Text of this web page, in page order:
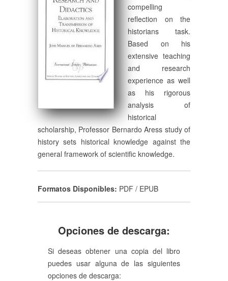
compelling
reflection on the
historians task.
Based on his
extensive teaching
and research
experience as well
as his rigorous
analysis of
historical
scholarship, Professor Bernardo Aress study of
history sets historical knowledge against the
general framework of scientific knowledge.
Formatos Disponibles: PDF / EPUB
Opciones de descarga:
Si deseas obtener una copia del libro
puedes usar alguna de las siguientes
opciones de descarga: